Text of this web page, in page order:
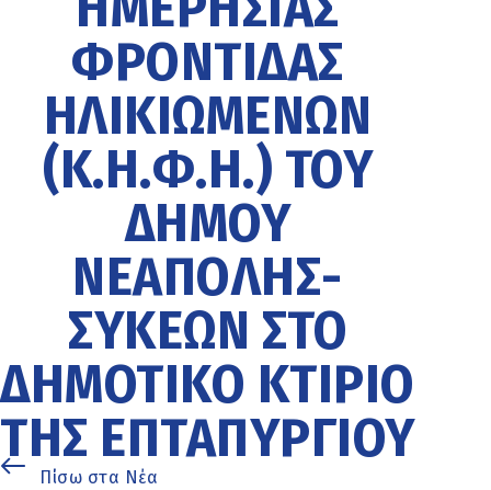
ΦΡΟΝΤΊΔΑΣ
ΗΛΙΚΙΩΜΈΝΩΝ
(Κ.Η.Φ.Η.) ΤΟΥ
ΔΉΜΟΥ
ΝΕΆΠΟΛΗΣ-
ΣΥΚΕΏΝ ΣΤΟ
ΔΗΜΟΤΙΚΌ ΚΤΊΡΙΟ
ΤΗΣ ΕΠΤΑΠΥΡΓΊΟΥ
Πίσω στα Νέα